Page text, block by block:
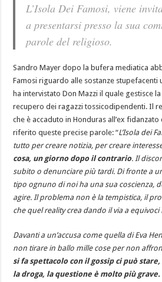
L’Isola Dei Famosi, viene
a presentarsi presso la sua
parole del religioso.
Sandro Mayer dopo la bufera mediatica
Famosi riguardo alle sostanze stupefacenti
ha intervistato Don Mazzi il quale gestisce
recupero dei ragazzi tossicodipendenti. Il
che è accaduto in Honduras all’ex fidanzato
riferito queste precise parole: “L’Isola dei
tutto per creare notizia, per creare
cosa, un giorno dopo il contrario. Il
subito o denunciare più tardi. Di fronte a
tipo ognuno di noi ha una sua coscienza,
agire. Il problema non è la tempistica, il
che quel reality crea dando il via a equivoci
Davanti a un’accusa come quella di Eva
non tirare in ballo mille cose per non
si fa spettacolo con il gossip ci può stare,
la droga, la questione è molto più grave.